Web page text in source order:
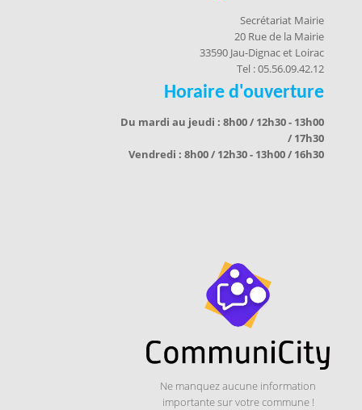
Secrétariat Mairie
20 Rue de la Mairie
33590 Jau-Dignac et Loirac
Tel : 05.56.09.42.12
Horaire d'ouverture
Du mardi au jeudi : 8h00 / 12h30 - 13h00
/ 17h30
Vendredi : 8h00 / 12h30 - 13h00 / 16h30
Ne manquez aucune information
importante sur votre commune !